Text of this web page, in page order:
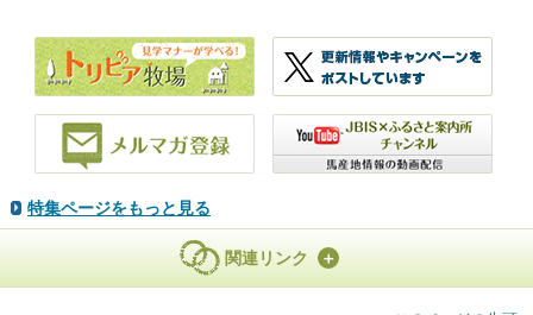
特集ページをもっと見る
関連リンク